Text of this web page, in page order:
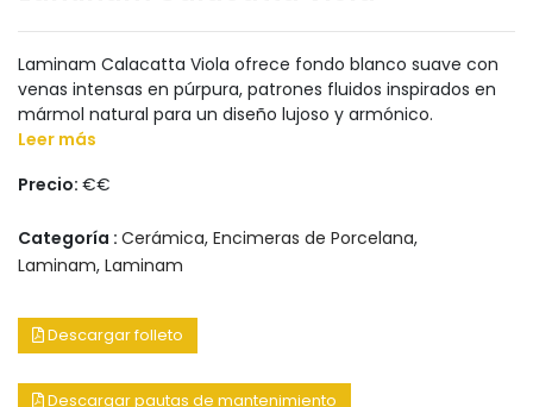
Laminam Calacatta Viola ofrece fondo blanco suave con
venas intensas en púrpura, patrones fluidos inspirados en
mármol natural para un diseño lujoso y armónico.
Leer más
Precio: €€
Categoría : Cerámica, Encimeras de Porcelana,
Laminam, Laminam
Descargar folleto
Descargar pautas de mantenimiento